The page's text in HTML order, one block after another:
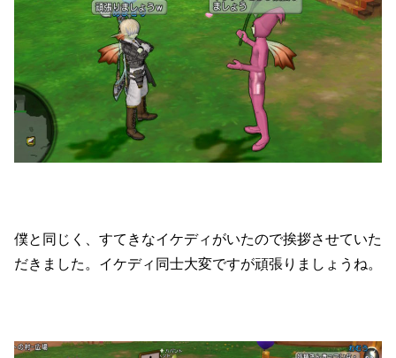
僕と同じく、すてきなイケディがいたので挨拶させていた
だきました。イケディ同士大変ですが頑張りましょうね。